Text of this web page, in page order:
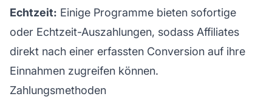
Echtzeit: Einige Programme bieten sofortige
oder Echtzeit-Auszahlungen, sodass Affiliates
direkt nach einer erfassten Conversion auf ihre
Einnahmen zugreifen können.
Zahlungsmethoden